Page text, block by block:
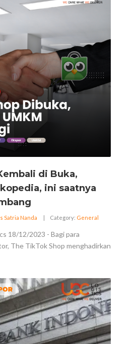
di Buka,
ini saatnya
Satria Nanda | Category: General
18/12/2023 - Bagi para
The TikTok Shop menghadirkan